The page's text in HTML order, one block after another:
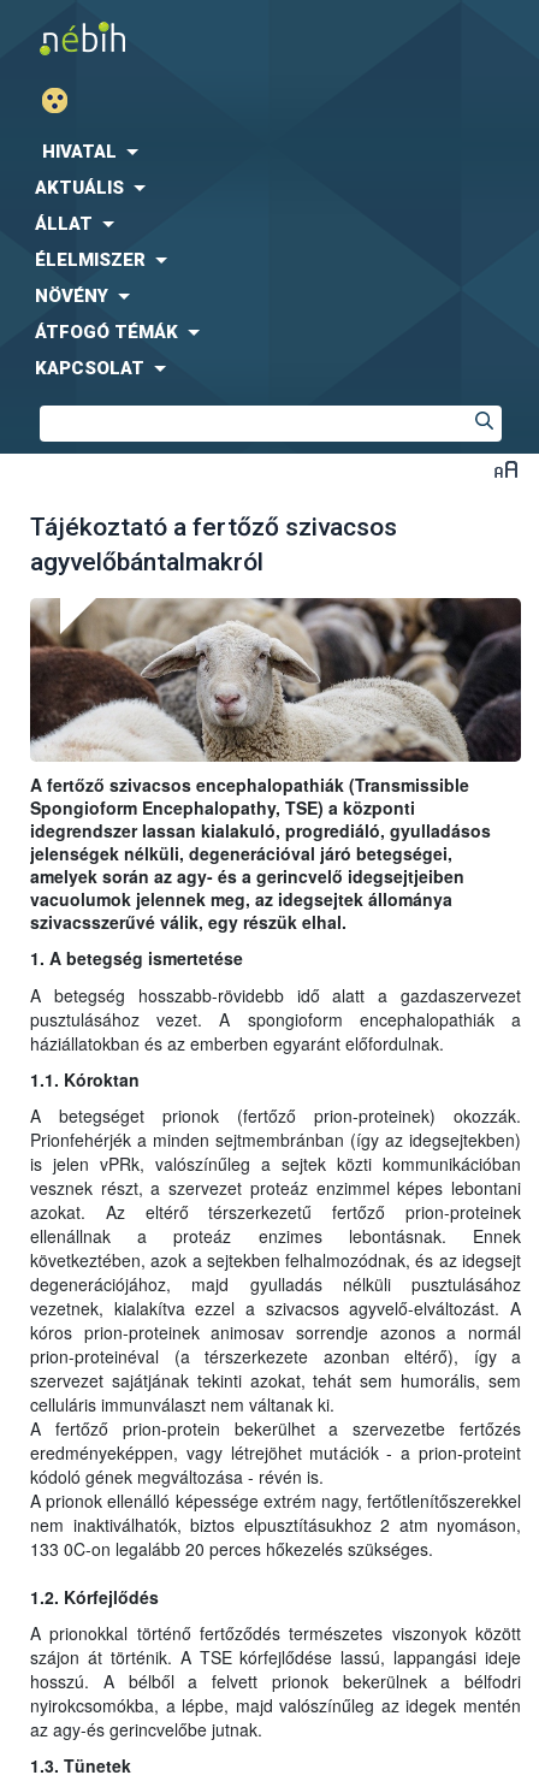
HIVATAL
AKTUÁLIS
ÁLLAT
ÉLELMISZER
NÖVÉNY
ÁTFOGÓ TÉMÁK
KAPCSOLAT
Tájékoztató a fertőző szivacsos
agyvelőbántalmakról
A fertőző szivacsos encephalopathiák (Transmissible
Spongioform Encephalopathy, TSE) a központi
idegrendszer lassan kialakuló, progrediáló, gyulladásos
jelenségek nélküli, degenerációval járó betegségei,
amelyek során az agy- és a gerincvelő idegsejtjeiben
vacuolumok jelennek meg, az idegsejtek állománya
szivacsszerűvé válik, egy részük elhal.
1. A betegség ismertetése
A betegség hosszabb-rövidebb idő alatt a gazdaszervezet
pusztulásához vezet. A spongioform encephalopathiák a
háziállatokban és az emberben egyaránt előfordulnak.
1.1. Kóroktan
A betegséget prionok (fertőző prion-proteinek) okozzák.
Prionfehérjék a minden sejtmembránban (így az idegsejtekben)
is jelen vPRk, valószínűleg a sejtek közti kommunikációban
vesznek részt, a szervezet proteáz enzimmel képes lebontani
azokat. Az eltérő térszerkezetű fertőző prion-proteinek
ellenállnak a proteáz enzimes lebontásnak. Ennek
következtében, azok a sejtekben felhalmozódnak, és az idegsejt
degenerációjához, majd gyulladás nélküli pusztulásához
vezetnek, kialakítva ezzel a szivacsos agyvelő-elváltozást. A
kóros prion-proteinek animosav sorrendje azonos a normál
prion-proteinéval (a térszerkezete azonban eltérő), így a
szervezet sajátjának tekinti azokat, tehát sem humorális, sem
celluláris immunválaszt nem váltanak ki.
A fertőző prion-protein bekerülhet a szervezetbe fertőzés
eredményeképpen, vagy létrejöhet mutációk - a prion-proteint
kódoló gének megváltozása - révén is.
A prionok ellenálló képessége extrém nagy, fertőtlenítőszerekkel
nem inaktiválhatók, biztos elpusztításukhoz 2 atm nyomáson,
133 0C-on legalább 20 perces hőkezelés szükséges.
1.2. Kórfejlődés
A prionokkal történő fertőződés természetes viszonyok között
szájon át történik. A TSE kórfejlődése lassú, lappangási ideje
hosszú. A bélből a felvett prionok bekerülnek a bélfodri
nyirokcsomókba, a lépbe, majd valószínűleg az idegek mentén
az agy-és gerincvelőbe jutnak.
1.3. Tünetek